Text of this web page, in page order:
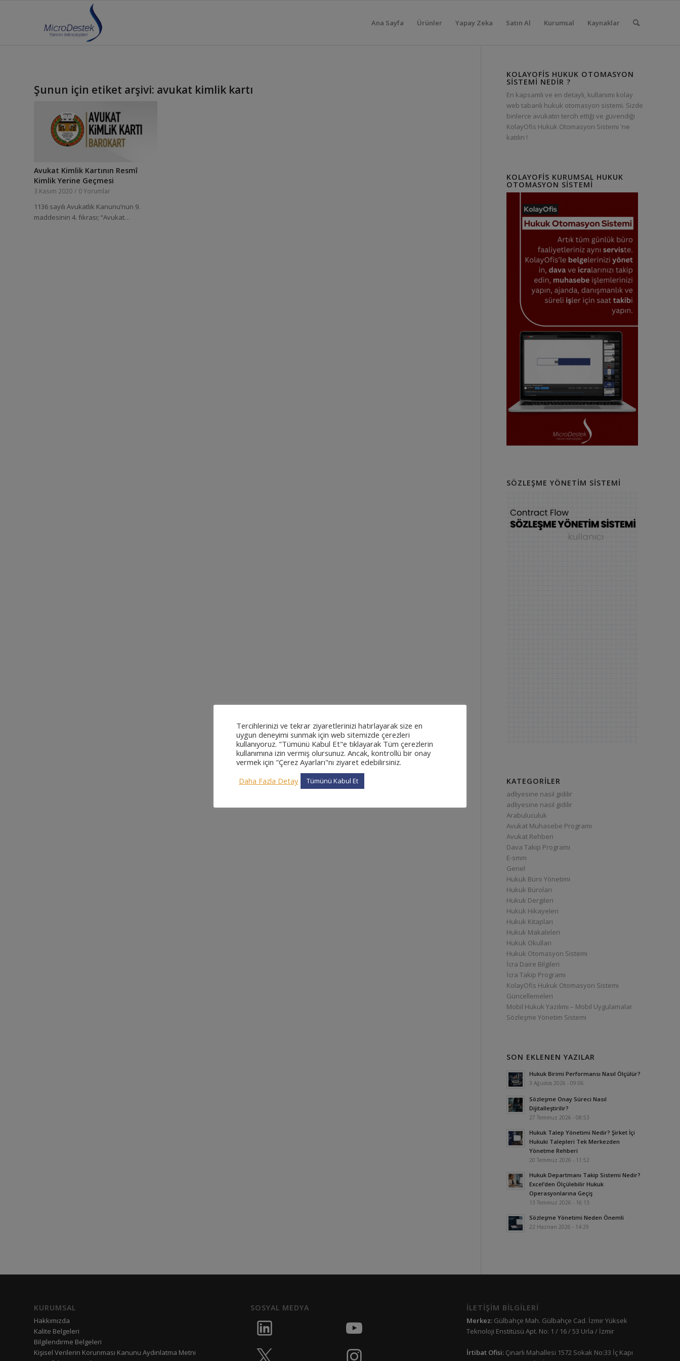
Ana Sayfa Ürünler Yapay Zeka Satın Al Kurumsal Kaynaklar
Şunun için etiket arşivi: avukat kimlik kartı
Avukat Kimlik Kartının Resmî
Kimlik Yerine Geçmesi
3 Kasım 2020 / 0 Yorumlar
1136 sayılı Avukatlık Kanunu’nun 9.
maddesinin 4. fıkrası; “Avukat…
KOLAYOFIS HUKUK OTOMASYON
SISTEMI NEDIR ?
En kapsamlı ve en detaylı, kullanımı kolay
web tabanlı hukuk otomasyon sistemi. Sizde
binlerce avukatın tercih ettiği ve güvendiği
KolayOfis Hukuk Otomasyon Sistemi 'ne
katılın !
KOLAYOFIS KURUMSAL HUKUK
OTOMASYON SISTEMI
SÖZLEŞME YÖNETIM SISTEMI
KATEGORILER
adliyesine nasıl gidilir
adliyesine nasıl gidilir
Arabuluculuk
Avukat Muhasebe Programı
Avukat Rehberi
Dava Takip Programı
E-smm
Genel
Hukuk Büro Yönetimi
Hukuk Büroları
Hukuk Dergileri
Hukuk Hikayeleri
Hukuk Kitapları
Hukuk Makaleleri
Hukuk Okulları
Hukuk Otomasyon Sistemi
İcra Daire Bilgileri
İcra Takip Programı
KolayOfis Hukuk Otomasyon Sistemi
Güncellemeleri
Mobil Hukuk Yazılımı – Mobil Uygulamalar
Sözleşme Yönetim Sistemi
SON EKLENEN YAZILAR
Hukuk Birimi Performansı Nasıl Ölçülür?
3 Ağustos 2026 - 09:06
Sözleşme Onay Süreci Nasıl
Dijitalleştirilir?
27 Temmuz 2026 - 08:53
Hukuk Talep Yönetimi Nedir? Şirket İçi
Hukuki Talepleri Tek Merkezden
Yönetme Rehberi
20 Temmuz 2026 - 11:52
Hukuk Departmanı Takip Sistemi Nedir?
Excel’den Ölçülebilir Hukuk
Operasyonlarına Geçiş
13 Temmuz 2026 - 16:13
Sözleşme Yönetimi Neden Önemli
22 Haziran 2026 - 14:29
KURUMSAL
Hakkımızda
Kalite Belgeleri
Bilgilendirme Belgeleri
Kişisel Verilerin Korunması Kanunu Aydınlatma Metni
SOSYAL MEDYA İLETİŞİM BİLGİLERİ
Merkez: Gülbahçe Mah. Gülbahçe Cad. İzmir Yüksek
Teknoloji Enstitüsü Apt. No: 1 / 16 / 53 Urla / İzmir
İrtibat Ofisi: Çınarlı Mahallesi 1572 Sokak No:33 İç Kapı
Tercihlerinizi ve tekrar ziyaretlerinizi hatırlayarak size en
uygun deneyimi sunmak için web sitemizde çerezleri
kullanıyoruz. "Tümünü Kabul Et"e tıklayarak Tüm çerezlerin
kullanımına izin vermiş olursunuz. Ancak, kontrollü bir onay
vermek için "Çerez Ayarları"nı ziyaret edebilirsiniz.
Daha Fazla Detay
Tümünü Kabul Et